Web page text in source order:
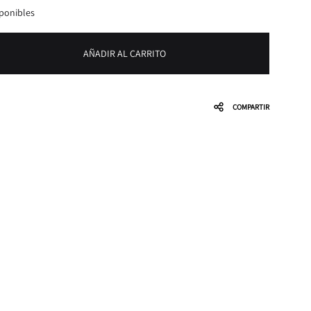
AÑADIR AL CARRITO
COMPARTIR